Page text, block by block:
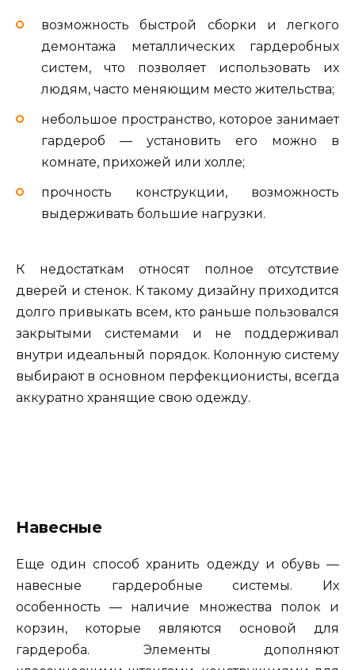
возможность быстрой сборки и легкого
демонтажа металлических гардеробных
систем, что позволяет использовать их
людям, часто меняющим место жительства;
небольшое пространство, которое занимает
гардероб — установить его можно в
комнате, прихожей или холле;
прочность конструкции, возможность
выдерживать большие нагрузки.
К недостаткам относят полное отсутствие
дверей и стенок. К такому дизайну приходится
долго привыкать всем, кто раньше пользовался
закрытыми системами и не поддерживал
внутри идеальный порядок. Колонную систему
выбирают в основном перфекционисты, всегда
аккуратно хранящие свою одежду.
Навесные
Еще один способ хранить одежду и обувь —
навесные гардеробные системы. Их
особенность — наличие множества полок и
корзин, которые являются основой для
гардероба. Элементы дополняют